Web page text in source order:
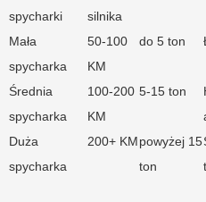
spycharki
silnika
Mała
spycharka
50-100
KM
do 5 ton
Średnia
spycharka
100-200
KM
5-15 ton
Duża
spycharka
200+ KMpowyżej 15
ton